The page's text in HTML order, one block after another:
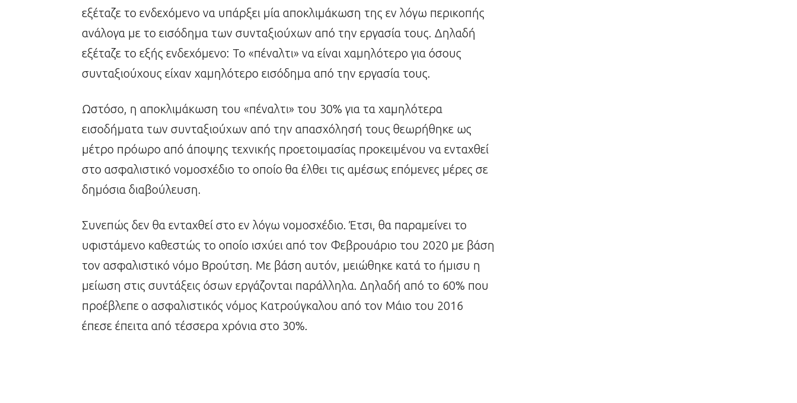
εξέταζε το ενδεχόμενο να υπάρξει μία αποκλιμάκωση της εν λόγω περικοπής
ανάλογα με το εισόδημα των συνταξιούχων από την εργασία τους. Δηλαδή
εξέταζε το εξής ενδεχόμενο: Το «πέναλτι» να είναι χαμηλότερο για όσους
συνταξιούχους είχαν χαμηλότερο εισόδημα από την εργασία τους.
Ωστόσο, η αποκλιμάκωση του «πέναλτι» του 30% για τα χαμηλότερα
εισοδήματα των συνταξιούχων από την απασχόλησή τους θεωρήθηκε ως
μέτρο πρόωρο από άποψης τεχνικής προετοιμασίας προκειμένου να ενταχθεί
στο ασφαλιστικό νομοσχέδιο το οποίο θα έλθει τις αμέσως επόμενες μέρες σε
δημόσια διαβούλευση.
Συνεπώς δεν θα ενταχθεί στο εν λόγω νομοσχέδιο. Έτσι, θα παραμείνει το
υφιστάμενο καθεστώς το οποίο ισχύει από τον Φεβρουάριο του 2020 με βάση
τον ασφαλιστικό νόμο Βρούτση. Με βάση αυτόν, μειώθηκε κατά το ήμισυ η
μείωση στις συντάξεις όσων εργάζονται παράλληλα. Δηλαδή από το 60% που
προέβλεπε ο ασφαλιστικός νόμος Κατρούγκαλου από τον Μάιο του 2016
έπεσε έπειτα από τέσσερα χρόνια στο 30%.